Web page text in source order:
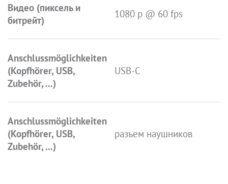
Видео (пиксель и
битрейт)
1080 p @ 60 fps
Anschlussmöglichkeiten
(Kopfhörer, USB,
Zubehör, ...)
USB-C
Anschlussmöglichkeiten
(Kopfhörer, USB,
Zubehör, ...)
разъем наушников